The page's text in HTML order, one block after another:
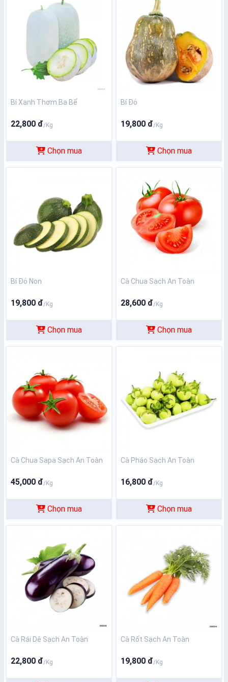
Bí Xanh Thơm Ba Bể
22,800 đ/Kg
Chọn mua
Bí Đỏ
19,800 đ/Kg
Chọn mua
Bí Đỏ Non
19,800 đ/Kg
Chọn mua
Cà Chua Sạch An Toàn
28,600 đ/Kg
Chọn mua
Cà Chua Sapa Sạch An Toàn
45,000 đ/Kg
Chọn mua
Cà Pháo Sạch An Toàn
16,800 đ/Kg
Chọn mua
Cà Rái Dê Sạch An Toàn
22,800 đ/Kg
Cà Rốt Sạch An Toàn
19,800 đ/Kg